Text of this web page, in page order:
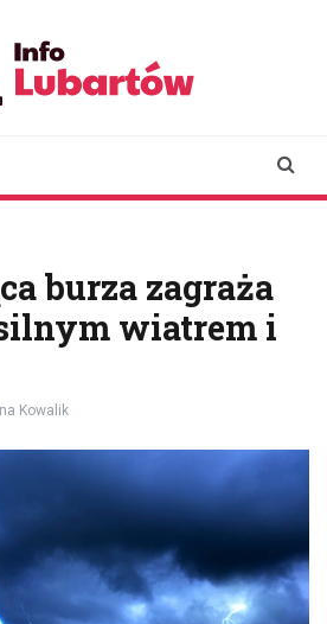
burza zagraża
wiatrem i
Kowalik